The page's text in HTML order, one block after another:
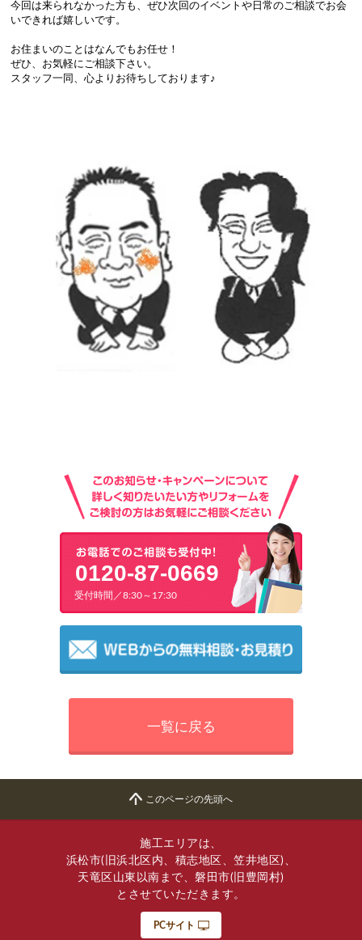
今回は来られなかった方も、ぜひ次回のイベントや日常のご相談でお会
いできれば嬉しいです。
お住まいのことはなんでもお任せ！
ぜひ、お気軽にご相談下さい。
スタッフ一同、心よりお待ちしております♪
0120-87-0669
受付時間／8:30～17:30
一覧に戻る
このページの先頭へ
施工エリアは、
浜松市(旧浜北区内、積志地区、笠井地区)、
天竜区山東以南まで、磐田市(旧豊岡村)
とさせていただきます。
PCサイト